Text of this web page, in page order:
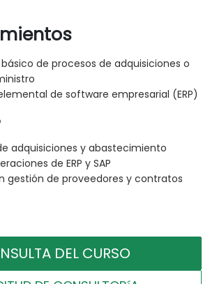
de procesos de adquisiciones o
de software empresarial (ERP)
adquisiciones y abastecimiento
de ERP y SAP
gestión de proveedores y contratos
DEL CURSO